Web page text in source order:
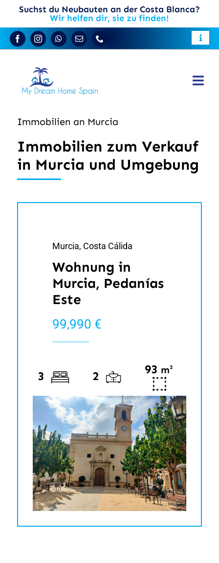
content
Suchst du Neubauten an der Costa Blanca?
Wir helfen dir, sie zu finden!
Toggle
Wohnen Sie in Spanien
Neubau-Immobilien
Über uns
Immobilien an Murcia
Immobilien zum Verkauf
in Murcia und Umgebung
Murcia, Costa Cálida
Wohnung in
Murcia, Pedanías
Este
99,990 €
3 2
93 m²